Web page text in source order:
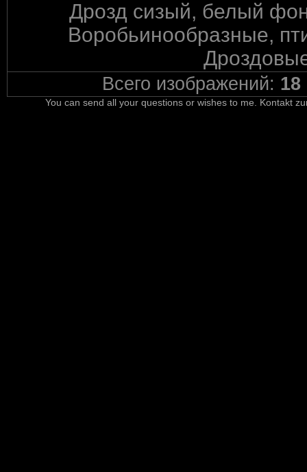
Дрозд сизый, белый
Воробьинообразные,
Всего изображений: 18
You can send all your questions or wishes to me. Kontakt